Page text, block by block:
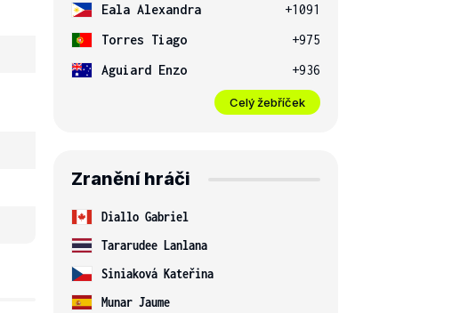
Eala Alexandra
+1091
Torres Tiago
+975
Aguiard Enzo
+936
Celý žebříček
Zranění hráči
Diallo Gabriel
Tararudee Lanlana
Siniaková Kateřina
Munar Jaume